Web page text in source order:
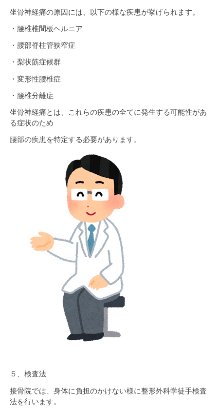
坐骨神経痛の原因には、以下の様な疾患が挙げられます。
・腰椎椎間板ヘルニア
・腰部脊柱管狭窄症
・梨状筋症候群
・変形性腰椎症
・腰椎分離症
坐骨神経痛とは、これらの疾患の全てに発生する可能性があ
る症状のため
腰部の疾患を特定する必要があります。
５、検査法
接骨院では、身体に負担のかけない様に整形外科学徒手検査
法を行います。